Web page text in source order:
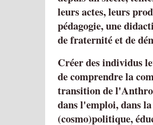
leurs actes, leurs
pédagogie, une
de fraternité et de
Créer des individus
de comprendre la
transition de
dans l'emploi, dans
(cosmo)politique,